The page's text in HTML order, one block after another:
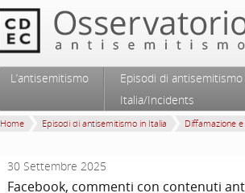
Menu principale
Vai al contenuto principale
Vai al contenuto secondario
L’antisemitismo
Episodi di antisemitismo
Italia/Incidents
Home Episodi di antisemitismo in Italia Diffamazione
30 Settembre 2025
Facebook, commenti con contenuti